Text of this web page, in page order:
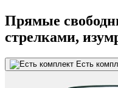
Прямые
стрелками,
Есть